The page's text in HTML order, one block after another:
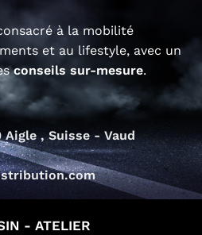
à la mobilité
et au lifestyle, avec un
conseils sur-mesure.
Aigle , Suisse - Vaud
- ATELIER